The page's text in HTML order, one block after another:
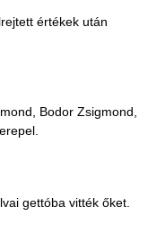
értékek után
Bodor Zsigmond,
gettóba vitték őket.